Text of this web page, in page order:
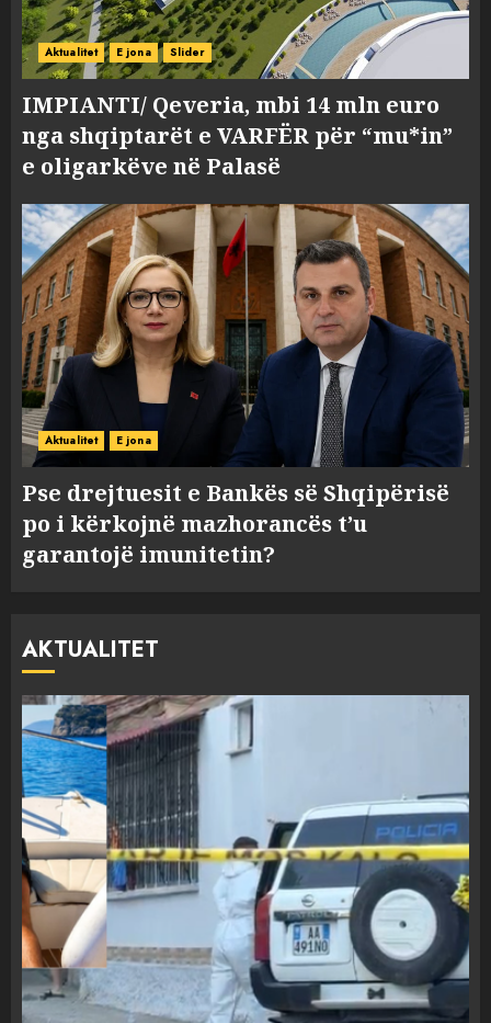
Aktualitet E jona Slider
IMPIANTI/ Qeveria, mbi 14 mln euro
nga shqiptarët e VARFËR për “mu*in”
e oligarkëve në Palasë
Aktualitet E jona
Pse drejtuesit e Bankës së Shqipërisë
po i kërkojnë mazhorancës t’u
garantojë imunitetin?
AKTUALITET